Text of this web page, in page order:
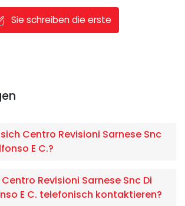
Sie schreiben die erste
Centro Revisioni Sarnese Snc
E C.?
Revisioni Sarnese Snc Di
E C. telefonisch kontaktieren?